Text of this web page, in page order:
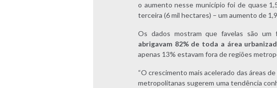
o aumento nesse município foi de quase
terceira (6 mil hectares) – um aumento de
Os dados mostram que favelas são um
abrigavam 82% de toda a área
apenas 13% estavam fora de regiões
“O crescimento mais acelerado das áreas
metropolitanas sugerem uma tendência